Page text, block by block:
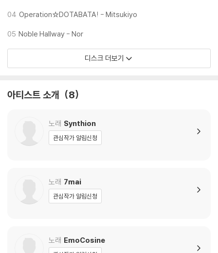
04 Operation☆DOTABATA! - Mitsukiyo
05 Noble Hallway - Nor
디스크 더보기
아티스트 소개 8
노래 Synthion
관심작가 알림신청
노래 7mai
관심작가 알림신청
노래 EmoCosine